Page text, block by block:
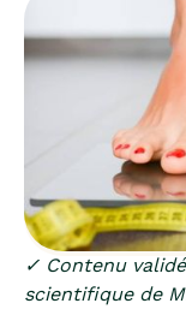
✓ Contenu
scientifique de